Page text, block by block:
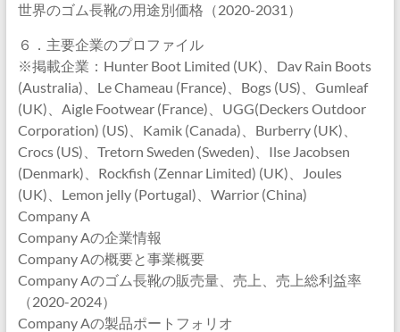
世界のゴム長靴の用途別価格（2020-2031）
６．主要企業のプロファイル
※掲載企業：Hunter Boot Limited (UK)、Dav Rain Boots
(Australia)、Le Chameau (France)、Bogs (US)、Gumleaf
(UK)、Aigle Footwear (France)、UGG(Deckers Outdoor
Corporation) (US)、Kamik (Canada)、Burberry (UK)、
Crocs (US)、Tretorn Sweden (Sweden)、Ilse Jacobsen
(Denmark)、Rockfish (Zennar Limited) (UK)、Joules
(UK)、Lemon jelly (Portugal)、Warrior (China)
Company A
Company Aの企業情報
Company Aの概要と事業概要
Company Aのゴム長靴の販売量、売上、売上総利益率
（2020-2024）
Company Aの製品ポートフォリオ